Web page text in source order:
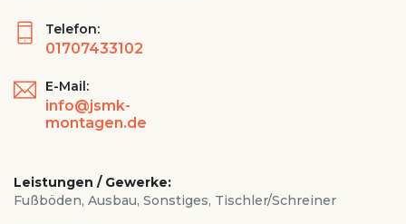
Telefon:
01707433102
E-Mail:
info@jsmk-
montagen.de
Leistungen / Gewerke:
Fußböden, Ausbau, Sonstiges, Tischler/Schreiner